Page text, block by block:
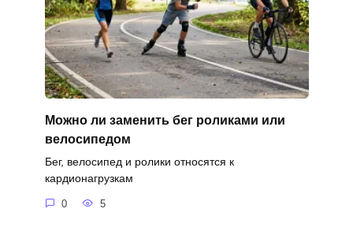
Можно ли заменить бег роликами или
велосипедом
Бег, велосипед и ролики относятся к
кардионагрузкам
0 5